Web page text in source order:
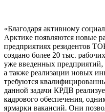
«Благодаря активному
Арктике появляются новые
предприятиях резидентов
создано более 20 тыс.
уже введенных предприятий,
а также реализации новых
требуются
данной задачи КРДВ
кадрового обеспечения,
ярмарки вакансий. Они